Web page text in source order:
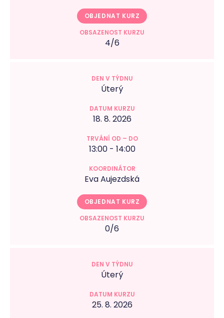
OBJEDNAT KURZ
4/6
Úterý
18. 8. 2026
13:00 - 14:00
Eva Aujezdská
OBJEDNAT KURZ
0/6
Úterý
25. 8. 2026